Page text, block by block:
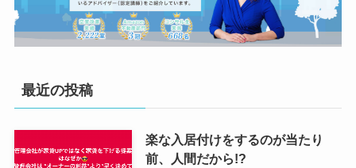
最近の投稿
楽な入居付けをするのが当たり
前、人間だから!?